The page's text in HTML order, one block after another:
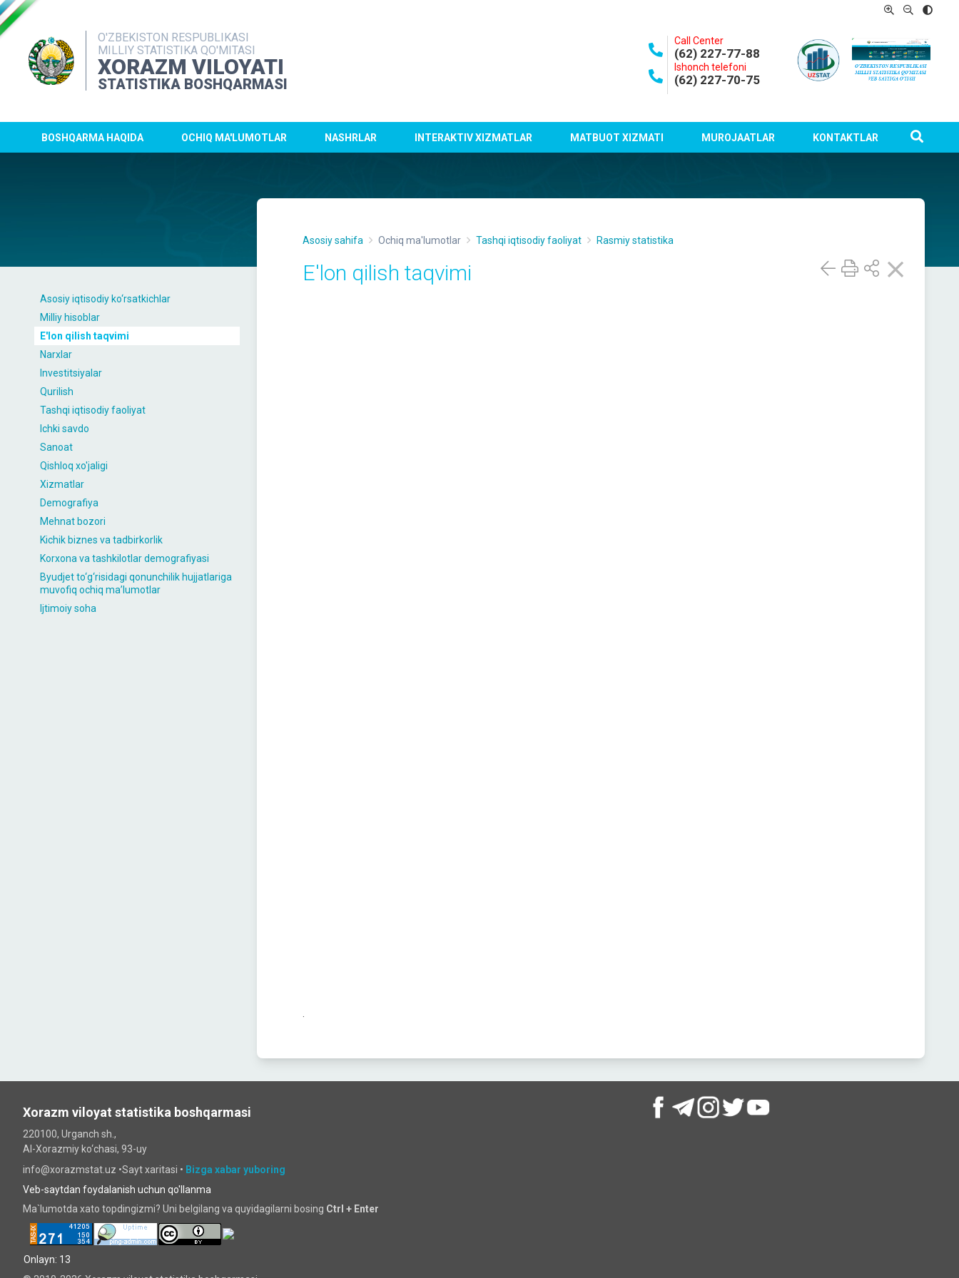
O'ZBEKISTON RESPUBLIKASI
MILLIY STATISTIKA QO'MITASI
XORAZM VILOYATI
STATISTIKA BOSHQARMASI
Call Center
(62) 227-77-88
Ishonch telefoni
(62) 227-70-75
BOSHQARMA HAQIDA OCHIQ MA'LUMOTLAR NASHRLAR INTERAKTIV XIZMATLAR MATBUOT XIZMATI MUROJAATLAR KONTAKTLAR
Asosiy iqtisodiy ko‘rsatkichlar
Milliy hisoblar
E'lon qilish taqvimi
Narxlar
Investitsiyalar
Qurilish
Tashqi iqtisodiy faoliyat
Ichki savdo
Sanoat
Qishloq xo'jaligi
Xizmatlar
Demografiya
Mehnat bozori
Kichik biznes va tadbirkorlik
Korxona va tashkilotlar demografiyasi
Byudjet to‘g‘risidagi qonunchilik hujjatlariga
muvofiq ochiq maʼlumotlar
Ijtimoiy soha
Asosiy sahifa Ochiq ma'lumotlar Tashqi iqtisodiy faoliyat Rasmiy statistika
E'lon qilish taqvimi
Xorazm viloyat statistika boshqarmasi
220100, Urganch sh.,
Al-Xorazmiy ko‘chаsi, 93-uy
info@xorazmstat.uz •Sayt xaritasi • Bizga xabar yuboring
Veb-saytdan foydalanish uchun qo'llanma
Ma`lumotda xato topdingizmi? Uni belgilang va quyidagilarni bosing Ctrl + Enter
Onlayn: 13